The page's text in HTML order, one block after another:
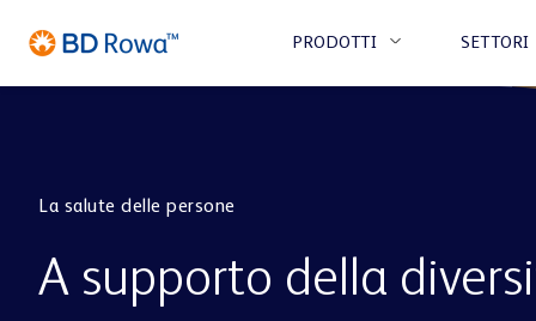
PRODOTTI
STOCCAGGIO & PRELIEVO
SETTORI
BD ROWA
La salute delle persone
A supporto della